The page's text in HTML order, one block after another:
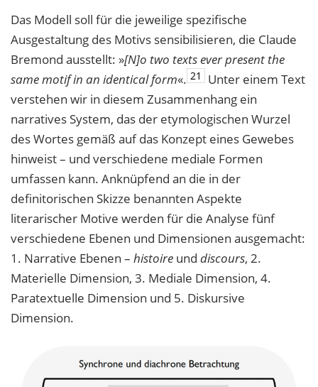
Das Modell soll für die jeweilige spezifische
Ausgestaltung des Motivs sensibilisieren, die Claude
Bremond ausstellt: »[N]o two texts ever present the
same motif in an identicalform«. 21
Unter einem Text
verstehen wir in diesem Zusammenhang ein
narratives System, das der etymologischen Wurzel
des Wortes gemäß auf das Konzept eines Gewebes
hinweist – und verschiedene mediale Formen
umfassen kann. Anknüpfend an die in der
definitorischen Skizze benannten Aspekte
literarischer Motive werden für die Analyse fünf
verschiedene Ebenen und Dimensionen ausgemacht:
1. Narrative Ebenen – histoire und discours, 2.
Materielle Dimension, 3. Mediale Dimension, 4.
Paratextuelle Dimension und 5. Diskursive
Dimension.